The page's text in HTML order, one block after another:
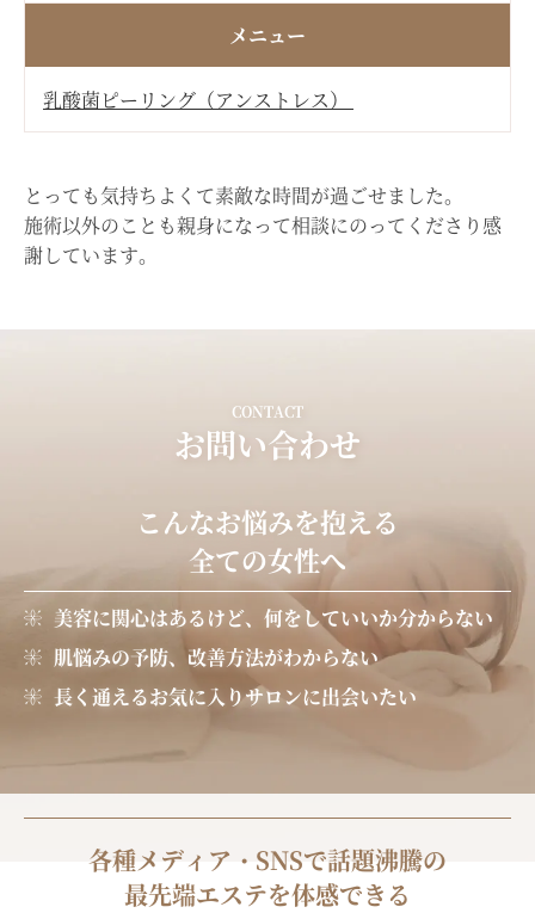
メニュー
乳酸菌ピーリング（アンストレス）
とっても気持ちよくて素敵な時間が過ごせました。
施術以外のことも親身になって相談にのってくださり感
謝しています。
CONTACT
お問い合わせ
こんなお悩みを抱える
全ての女性へ
美容に関心はあるけど、何をしていいか分からない
肌悩みの予防、改善方法がわからない
長く通えるお気に入りサロンに出会いたい
各種メディア・SNSで話題沸騰の
最先端エステを体感できる